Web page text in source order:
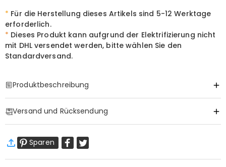
* Für die Herstellung dieses Artikels sind 5-12 Werktage
erforderlich.
* Dieses Produkt kann aufgrund der Elektrifizierung nicht
mit DHL versendet werden, bitte wählen Sie den
Standardversand.
Produktbeschreibung
Ein Licht der Liebe, das niemals erlischt
Wenn eine tragende Säule Ihres Lebens von uns geht, sollte ihre
Wärme nicht mit ihr verschwinden. Diese individuelle Gedenkkugel
fängt seinen Geist in einer dauerhaften, leuchtenden Hommage ein
Versand und Rücksendung
Standardversand
9-18
Arbeitstage
Sparen